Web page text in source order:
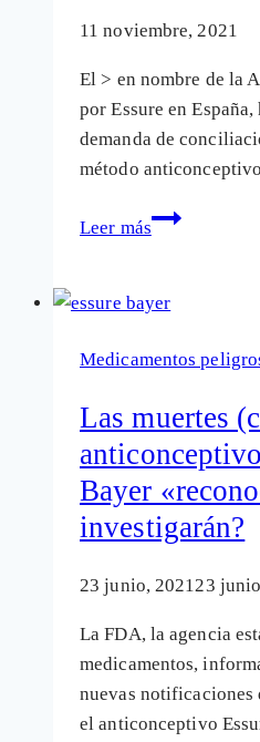
11 noviembre, 2021
El > en nombre de la
por Essure en
demanda de
método
Leer más
Afectadas
Demanda
conciliación
Bayer
por
los
daños
de
su
Medicamentos
Las muertes
Bayer
investigarán?
23 junio, 202123
La FDA, la agencia
medicamentos,
nuevas notificaciones
el anticonceptivo